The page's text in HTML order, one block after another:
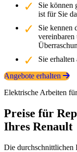
Sie können
ist für Sie
Sie kennen
vereinbaren
Sie
Angebote erhalten
Elektrische Arbeiten
Preise für
Ihres Renault
Die durchschnittlichen